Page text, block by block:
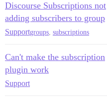
Discourse Subscriptions not
adding subscribers to group
Supportgroups subscriptions
Can't make the subscription
plugin work
Support